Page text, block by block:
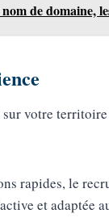
de domaine,
votre
rapides, le
et adaptée